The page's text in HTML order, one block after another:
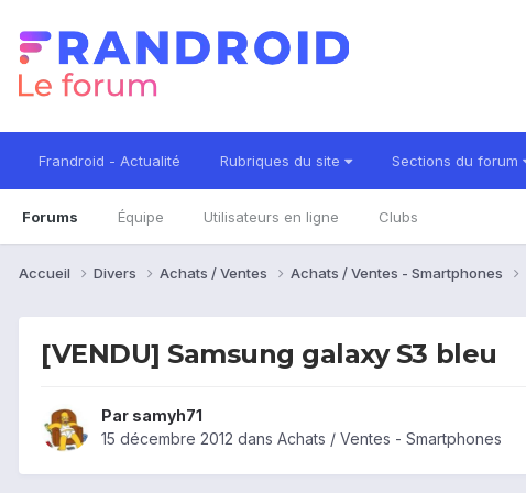
Frandroid - Actualité Rubriques du site Sections du forum
Forums Équipe Utilisateurs en ligne Clubs
Accueil Divers Achats / Ventes Achats / Ventes - Smartphones
[VENDU] Samsung galaxy S3 bleu
Par samyh71
15 décembre 2012 dans Achats / Ventes - Smartphones